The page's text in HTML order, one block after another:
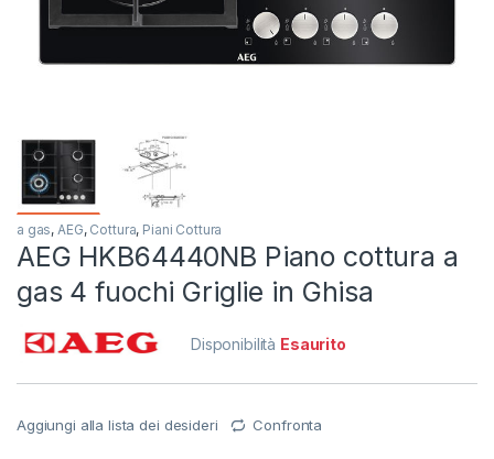
a gas,AEG, Cottura, Piani Cottura
AEG HKB64440NB Piano cottura a
gas 4 fuochi Griglie in Ghisa
Disponibilità Esaurito
Aggiungi alla lista dei desideri Confronta